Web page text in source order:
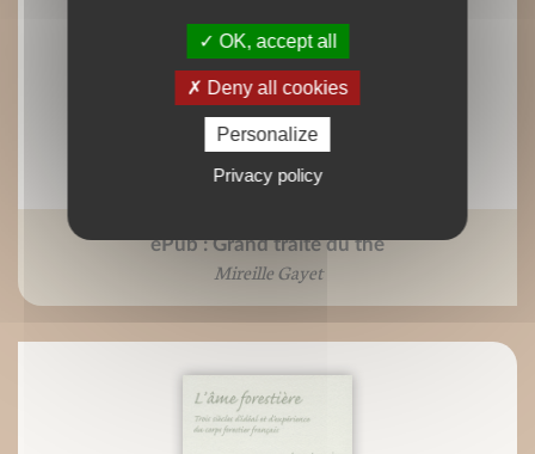
ePub : Grand traité du thé
Mireille Gayet
OK, accept all
Deny all cookies
Personalize
Privacy policy